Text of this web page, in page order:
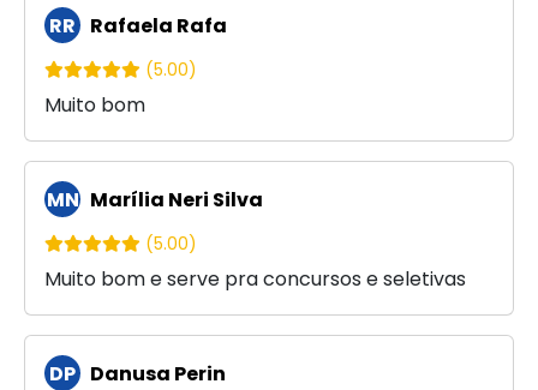
RR Rafaela Rafa
(5.00)
Muito bom
MN Marília Neri Silva
(5.00)
Muito bom e serve pra concursos e seletivas
DP Danusa Perin